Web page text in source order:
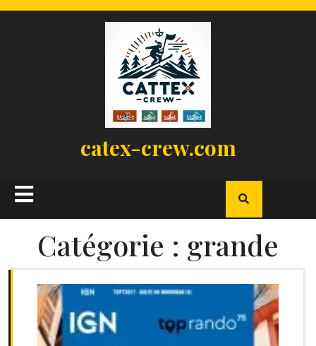
catex-crew.com
Open
Button
Catégorie : grande